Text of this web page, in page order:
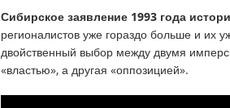
Сибирское заявление 1993 года
регионалистов уже гораздо больше и их
двойственный выбор между двумя
«властью», а другая «оппозицией».